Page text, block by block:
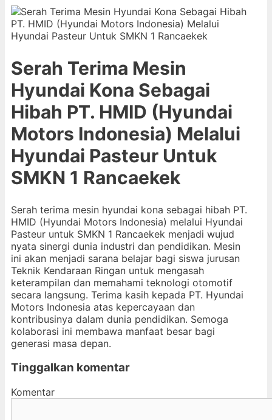
Serah Terima Mesin
Hyundai Kona Sebagai
Hibah PT. HMID (Hyundai
Motors Indonesia) Melalui
Hyundai Pasteur Untuk
SMKN 1 Rancaekek
Serah terima mesin hyundai kona sebagai hibah PT.
HMID (Hyundai Motors Indonesia) melalui Hyundai
Pasteur untuk SMKN 1 Rancaekek menjadi wujud
nyata sinergi dunia industri dan pendidikan. Mesin
ini akan menjadi sarana belajar bagi siswa jurusan
Teknik Kendaraan Ringan untuk mengasah
keterampilan dan memahami teknologi otomotif
secara langsung. Terima kasih kepada PT. Hyundai
Motors Indonesia atas kepercayaan dan
kontribusinya dalam dunia pendidikan. Semoga
kolaborasi ini membawa manfaat besar bagi
generasi masa depan.
Tinggalkan komentar
Komentar